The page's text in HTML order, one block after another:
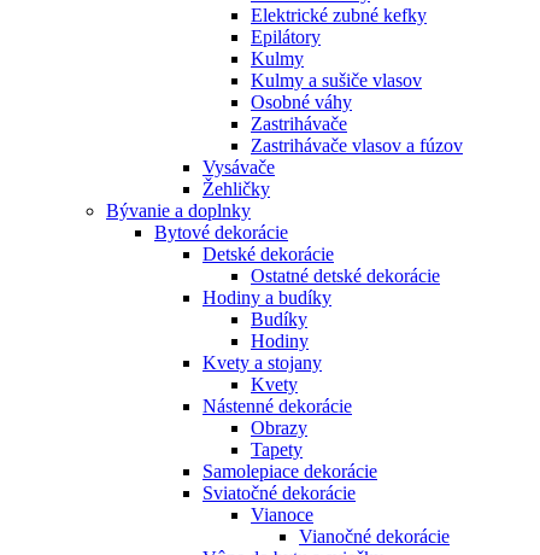
Elektrické zubné kefky
Epilátory
Kulmy
Kulmy a sušiče vlasov
Osobné váhy
Zastrihávače
Zastrihávače vlasov a fúzov
Vysávače
Žehličky
Bývanie a doplnky
Bytové dekorácie
Detské dekorácie
Ostatné detské dekorácie
Hodiny a budíky
Budíky
Hodiny
Kvety a stojany
Kvety
Nástenné dekorácie
Obrazy
Tapety
Samolepiace dekorácie
Sviatočné dekorácie
Vianoce
Vianočné dekorácie